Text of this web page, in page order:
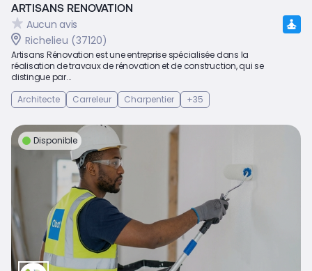
ARTISANS RENOVATION
Aucun avis
Richelieu (37120)
Artisans Rénovation est une entreprise spécialisée dans la
réalisation de travaux de rénovation et de construction, qui se
distingue par...
Architecte
Carreleur Charpentier +35
Disponible